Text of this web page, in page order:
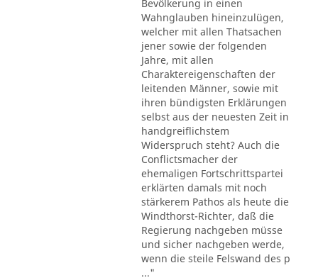
Bevölkerung in einen
Wahnglauben hineinzulügen,
welcher mit allen Thatsachen
jener sowie der folgenden
Jahre, mit allen
Charaktereigenschaften der
leitenden Männer, sowie mit
ihren bündigsten Erklärungen
selbst aus der neuesten Zeit in
handgreiflichstem
Widerspruch steht? Auch die
Conflictsmacher der
ehemaligen Fortschrittspartei
erklärten damals mit noch
stärkerem Pathos als heute die
Windthorst-Richter, daß die
Regierung nachgeben müsse
und sicher nachgeben werde,
wenn die steile Felswand des p
..."